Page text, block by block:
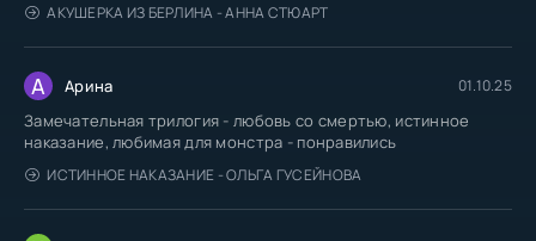
АКУШЕРКА ИЗ БЕРЛИНА - АННА СТЮАРТ
А Арина 01.10.25
Замечательная трилогия - любовь со смертью, истинное
наказание, любимая для монстра - понравились
ИСТИННОЕ НАКАЗАНИЕ - ОЛЬГА ГУСЕЙНОВА